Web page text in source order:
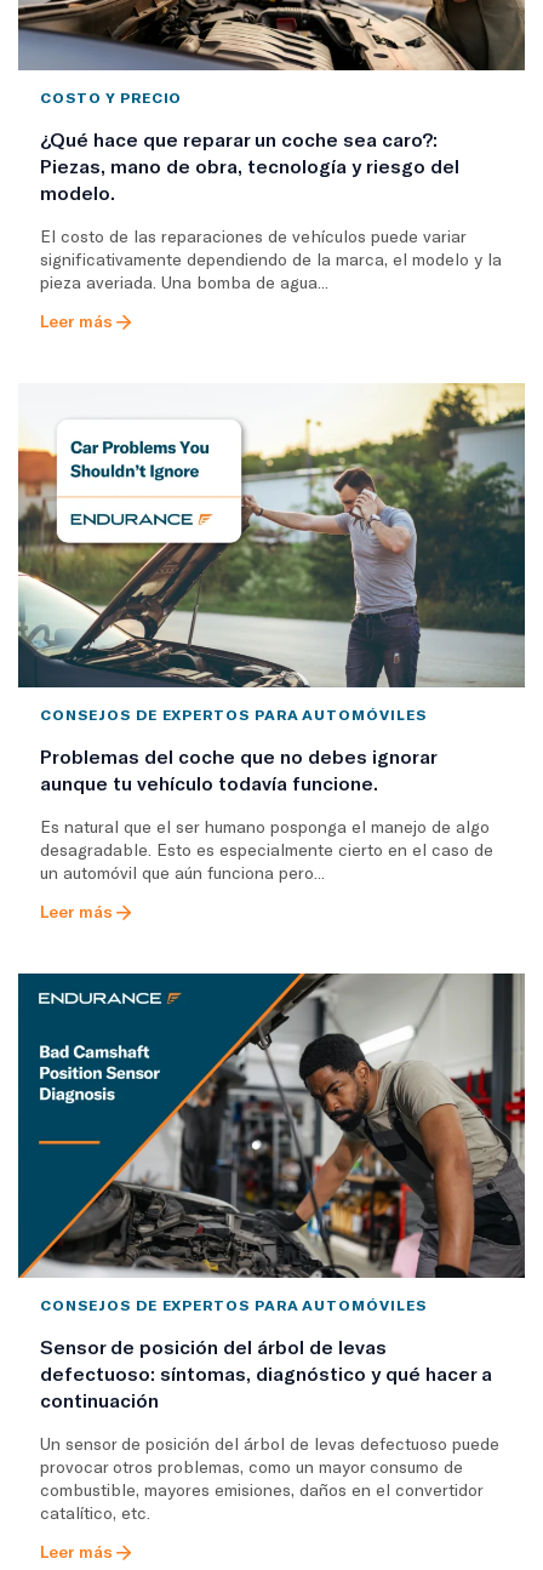
COSTO Y PRECIO
¿Qué hace que reparar un coche sea caro?:
Piezas, mano de obra, tecnología y riesgo del
modelo.
El costo de las reparaciones de vehículos puede variar
significativamente dependiendo de la marca, el modelo y la
pieza averiada. Una bomba de agua...
Leer más
CONSEJOS DE EXPERTOS PARA AUTOMÓVILES
Problemas del coche que no debes ignorar
aunque tu vehículo todavía funcione.
Es natural que el ser humano posponga el manejo de algo
desagradable. Esto es especialmente cierto en el caso de
un automóvil que aún funciona pero...
Leer más
CONSEJOS DE EXPERTOS PARA AUTOMÓVILES
Sensor de posición del árbol de levas
defectuoso: síntomas, diagnóstico y qué hacer a
continuación
Un sensor de posición del árbol de levas defectuoso puede
provocar otros problemas, como un mayor consumo de
combustible, mayores emisiones, daños en el convertidor
catalítico, etc.
Leer más